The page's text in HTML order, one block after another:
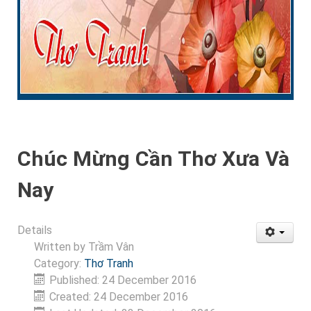
Chúc Mừng Cần Thơ Xưa Và
Nay
Details
Written by Trầm Vân
Category: Thơ Tranh
Published: 24 December 2016
Created: 24 December 2016